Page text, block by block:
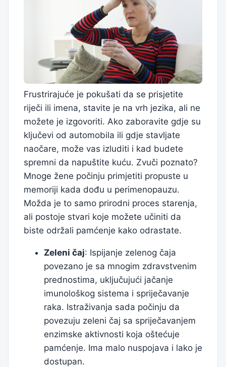
Frustrirajuće je pokušati da se prisjetite
riječi ili imena, stavite je na vrh jezika, ali ne
možete je izgovoriti. Ako zaboravite gdje su
ključevi od automobila ili gdje stavljate
naočare, može vas izluditi i kad budete
spremni da napuštite kuću. Zvuči poznato?
Mnoge žene počinju primjetiti propuste u
memoriji kada dođu u perimenopauzu.
Možda je to samo prirodni proces starenja,
ali postoje stvari koje možete učiniti da
biste održali pamćenje kako odrastate.
Zeleni čaj: Ispijanje zelenog čaja
povezano je sa mnogim zdravstvenim
prednostima, uključujući jačanje
imunološkog sistema i spriječavanje
raka. Istraživanja sada počinju da
povezuju zeleni čaj sa spriječavanjem
enzimske aktivnosti koja oštećuje
pamćenje. Ima malo nuspojava i lako je
dostupan.